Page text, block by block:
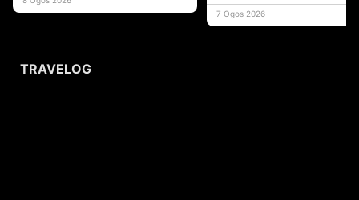
usaha
7 Ogos 2026
TRAVELOG